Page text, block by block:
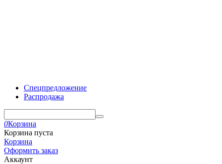
Спецпредложение
Распродажа
0Корзина
Корзина пуста
Корзина
Оформить заказ
Аккаунт